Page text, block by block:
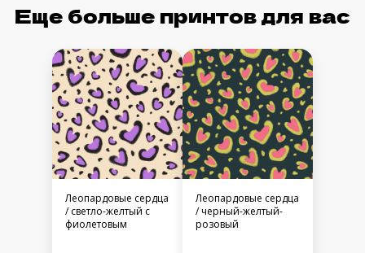
Еще больше принтов для вас
Леопардовые сердца
/ светло-желтый с
фиолетовым
Леопардовые сердца
/ черный-желтый-
розовый